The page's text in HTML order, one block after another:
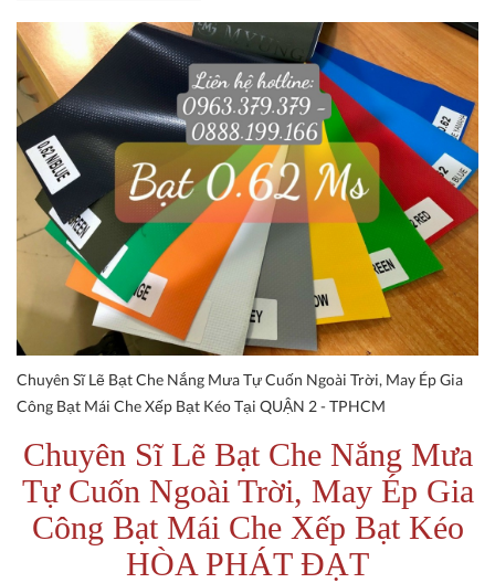
Chuyên Sĩ Lẽ Bạt Che Nắng Mưa Tự Cuốn Ngoài Trời, May Ép Gia
Công Bạt Mái Che Xếp Bạt Kéo Tại QUẬN 2 - TPHCM
Chuyên Sĩ Lẽ Bạt Che Nắng Mưa
Tự Cuốn Ngoài Trời, May Ép Gia
Công Bạt Mái Che Xếp Bạt Kéo
HÒA PHÁT ĐẠT